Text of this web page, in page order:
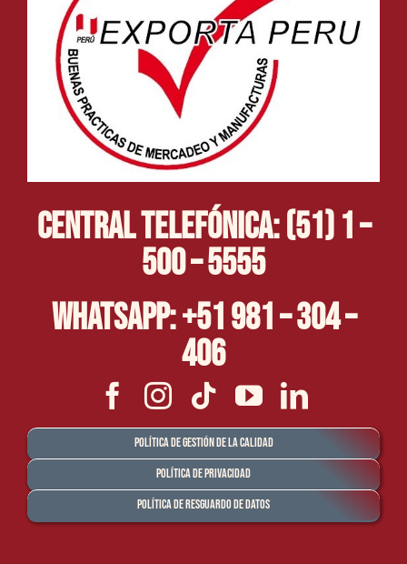
Central Telefónica: (51) 1 –
500 – 5555
Whatsapp: +51 981 – 304 –
406
Política de Gestión de la Calidad
Política de Privacidad
Política de Resguardo de Datos